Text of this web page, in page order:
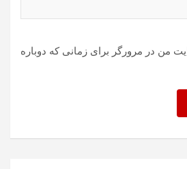
من در مرورگر برای زمانی که دوباره